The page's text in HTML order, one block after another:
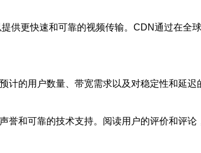
供更快速和可靠的视频传输。CDN通过在全
的用户数量、带宽需求以及对稳定性和延
和可靠的技术支持。阅读用户的评价和评